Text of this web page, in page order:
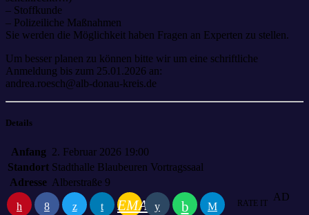
– Stoffkunde
– Polizeiliche Maßnahmen
Sie werden die Möglichkeit haben Fragen an Experten zu stellen.
Um besser planen zu können bitte wir um eine schriftliche
Anmeldung bis zum 25.01.2026 an:
andrea.roesch@alb-donau-kreis.de
Details
Anfang 2. Februar 2026 19:00
Standort Stadthalle Blaubeuren Vortragssaal
Adresse Alberstraße 9
EMAIL RATE IT
AD